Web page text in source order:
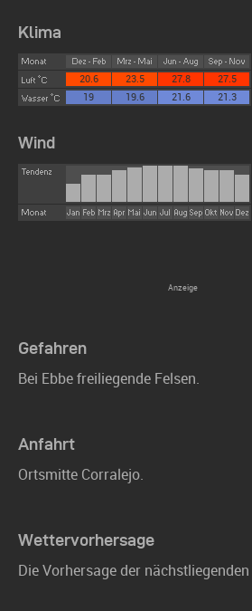
Klima
20.6 23.5 27.8
27.5
19
19.6 21.6 21.3
Wind
Gefahren
Bei Ebbe freiliegende Felsen.
Anfahrt
Ortsmitte Corralejo.
Wettervorhersage
Die Vorhersage der